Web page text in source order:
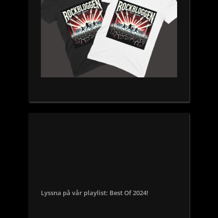
Lyssna på vår playlist: Best Of 2024!